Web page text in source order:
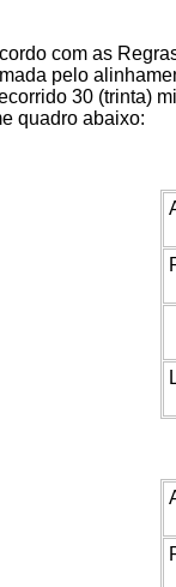
com as
pelo
30 (trinta)
quadro abaixo: